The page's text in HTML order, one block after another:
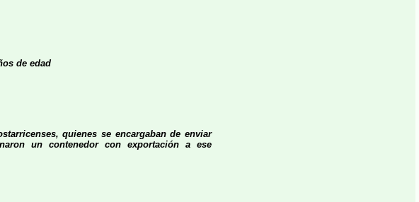
de edad
quienes se encargaban de enviar
un contenedor con exportación a ese